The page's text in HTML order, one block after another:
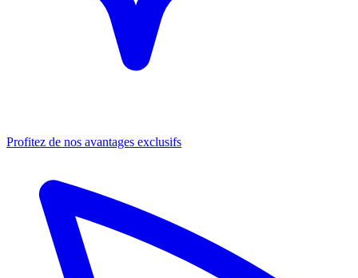
Profitez de nos avantages exclusifs